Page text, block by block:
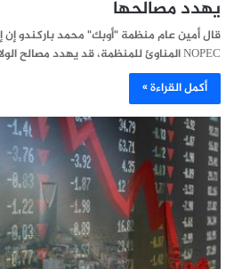
يهدد مصالحها
قال أمين عام منظمة "أوبك" محمد باركندو إن
NOPEC المناوئ للمنظمة، قد يهدد مصالح الولايات المتحدة…
أكمل القراءة »